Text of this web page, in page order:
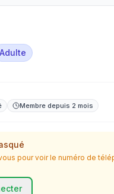
Adulte
Membre depuis 2 mois
pour voir le numéro de